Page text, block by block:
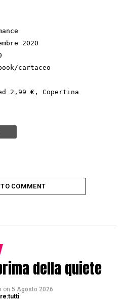
2020
cartaceo
2,99 €, Copertina
COMMENT
della quiete
on 5 Agosto 2026